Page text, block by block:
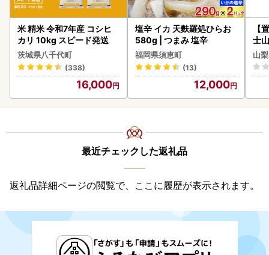
米 精米 令和7年産 コシヒ
カリ 10kg スピード発送
茨城県八千代町
(338)
16,000
塩辛 イカ 天麩羅処ひらお
580g | つまみ 塩辛
福岡県須恵町
(13)
12,000
【
士
山
最近チェックした返礼品
返礼品詳細ページの閲覧で、ここに履歴が表示されます。